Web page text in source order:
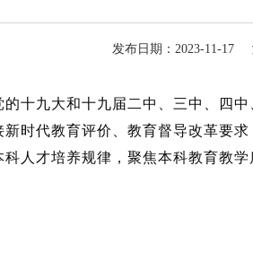
发布日期：2023-11-17
十九大和十九届二中、三中、四
时代教育评价、教育督导改革要
人才培养规律，聚焦本科教育教学